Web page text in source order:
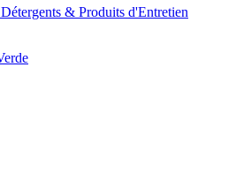
Détergents & Produits d'Entretien